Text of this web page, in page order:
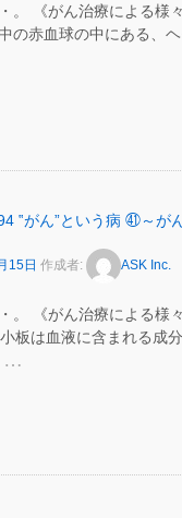
。 《がん治療による様
の赤血球の中にある、
‟がん”という病 ㊶～
15日 作成者: ASK Inc.
。 《がん治療による様
板は血液に含まれる成
…